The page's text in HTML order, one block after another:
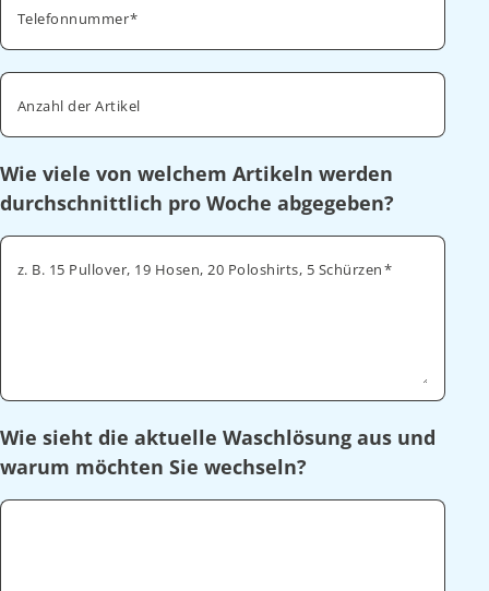
Telefonnummer
Anzahl der Artikel
Wie viele von welchem Artikeln werden
durchschnittlich pro Woche abgegeben?
z. B. 15 Pullover, 19 Hosen, 20 Poloshirts, 5 Schürzen
Wie sieht die aktuelle Waschlösung aus und
warum möchten Sie wechseln?